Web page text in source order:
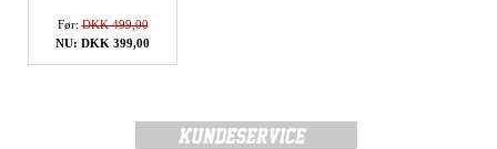
Før:DKK 499,00
NU: DKK 399,00